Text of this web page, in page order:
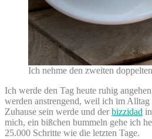
Ich nehme den zweiten
Ich werde den Tag heute ruhig
werden anstrengend, weil ich im
Zuhause sein werde und derbizzidad
mich, ein bißchen bummeln gehe ich
25.000 Schritte wie die letzten Tage.